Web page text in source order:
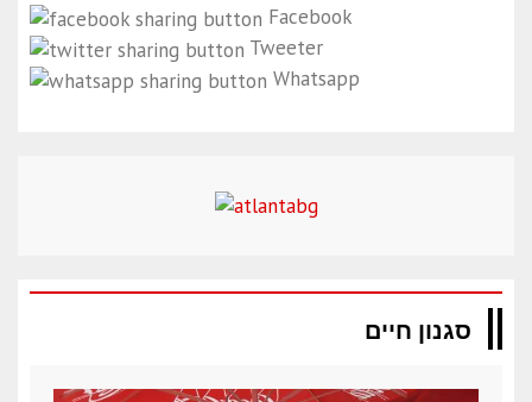
Facebook
Tweeter
Whatsapp
סגנון חיים